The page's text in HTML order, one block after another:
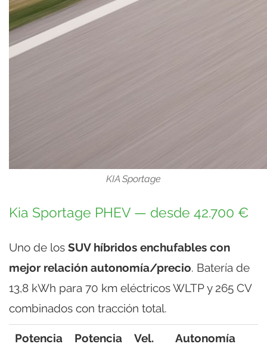
KIA Sportage
Kia Sportage PHEV — desde 42.700 €
Uno de los SUV híbridos enchufables con
mejor relación autonomía/precio. Batería de
13,8 kWh para 70 km eléctricos WLTP y 265 CV
combinados con tracción total.
Potencia
Potencia
Vel.
Autonomía